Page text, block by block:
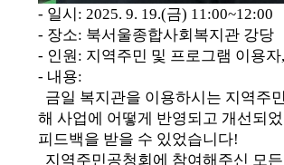
- 일시 : 2025. 9. 19.(금) 11:00~12:00
- 장소: 북서울종합사회복지관 강당
- 인원: 지역주민 및 프로그램 이용자,
- 내용:
금일 복지관을 이용하시는 지역주
해 사업에 어떻게 반영되고 개선되
피드백을 받을 수 있었습니다!
지역주민공청회에 참여해주신 모